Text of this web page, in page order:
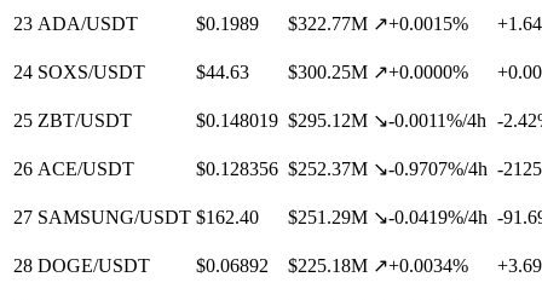
23 ADA/USDT $0.1989 $322.77M ↗+0.0015% +1.64
24 SOXS/USDT $44.63 $300.25M ↗+0.0000% +0.00
25 ZBT/USDT $0.148019 $295.12M ↘-0.0011%/4h -2.42
26 ACE/USDT $0.128356 $252.37M ↘-0.9707%/4h -
27 SAMSUNG/USDT $162.40 $251.29M ↘-0.0419%/4h -
28 DOGE/USDT $0.06892 $225.18M ↗+0.0034% +3.69